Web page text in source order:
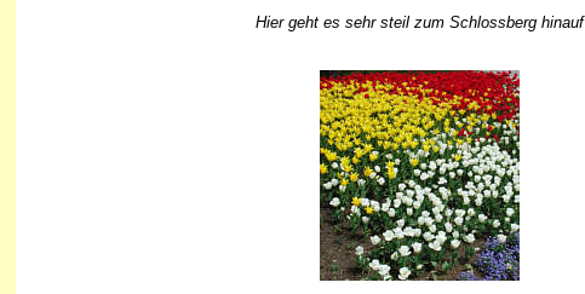
Hier geht es sehr steil zum Schlossberg hinauf